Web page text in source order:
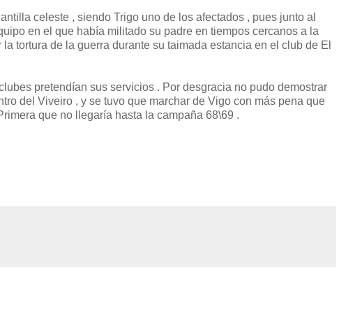
celeste , siendo Trigo uno de los afectados , pues junto al
en el que había militado su padre en tiempos cercanos a la
tortura de la guerra durante su taimada estancia en el club de El
pretendían sus servicios . Por desgracia no pudo demostrar
del Viveiro , y se tuvo que marchar de Vigo con más pena que
que no llegaría hasta la campaña 68\69 .